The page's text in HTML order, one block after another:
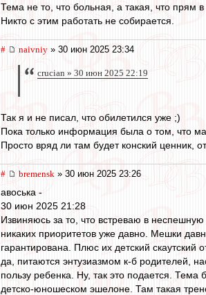
Тема не то, что больная, а такая, что прям
Никто с этим работать не собирается.
# naivniy » 30 июн 2025 23:34
crucian » 30 июн 2025 22:19
Так я и не писал, что обилетился уже ;)
Пока только информация была о том, что
Просто вряд ли там будет конский ценник,
# bremensk » 30 июн 2025 23:26
авоська -
30 июн 2025 21:28
Извиняюсь за то, что встреваю в
никаких приоритетов уже давно. Мешки
гарантирована. Плюс их детский
да, питаются энтузиазмом к-б родителей,
пользу ребенка. Ну, так это подается.
детско-юношеском эшелоне. Там такая